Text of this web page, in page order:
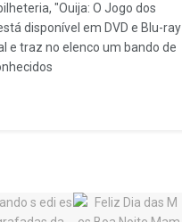
"Ouija: O Jogo dos
disponível em DVD e Blu-ray
e traz no elenco um bando de